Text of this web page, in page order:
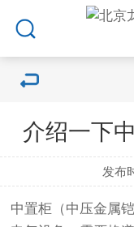
介绍一下
发布
中置柜（中压金属